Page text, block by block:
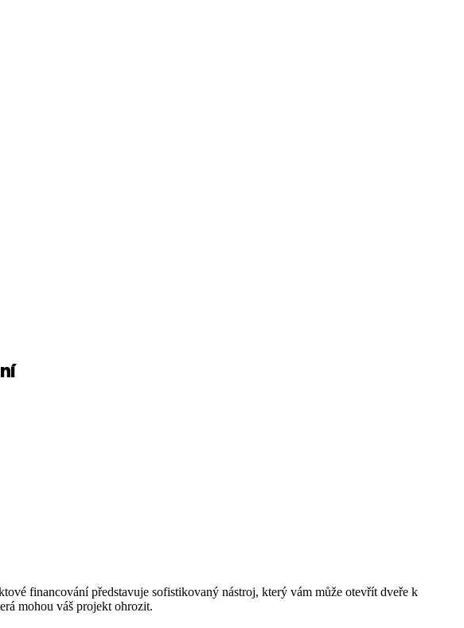
financování představuje sofistikovaný nástroj, který vám může otevřít dveře k
mohou váš projekt ohrozit.